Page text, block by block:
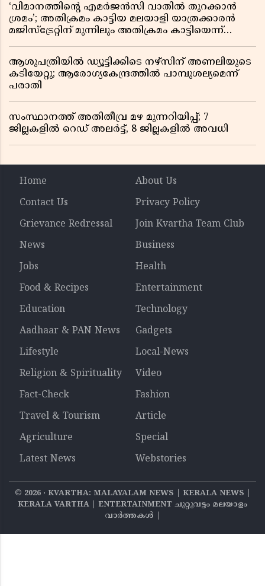
‘വിമാനത്തിൻ്റെ എമർജൻസി വാതിൽ തുറക്കാൻ
ശ്രമം’; അതിക്രമം കാട്ടിയ മലയാളി യാത്രക്കാരൻ
മജിസ്ട്രേറ്റിന് മുന്നിലും അതിക്രമം കാട്ടിയെന്ന്
ആശുപത്രിയിൽ ഡ്യൂട്ടിക്കിടെ നഴ്സിന് അണലിയുടെ
കടിയേറ്റു; ആരോഗ്യകേന്ദ്രത്തിൽ പാമ്പുശല്യമെന്ന്
പരാതി
സംസ്ഥാനത്ത് അതിതീവ്ര മഴ മുന്നറിയിപ്പ്; 7
ജില്ലകളിൽ റെഡ് അലർട്ട്, 8 ജില്ലകളിൽ അവധി
Home
About Us
Contact Us
Privacy Policy
Grievance Redressal
Join Kvartha Team Club
News
Business
Jobs
Health
Food & Recipes
Entertainment
Education
Technology
Aadhaar & PAN News
Gadgets
Lifestyle
Local-News
Religion & Spirituality
Video
Fact-Check
Fashion
Travel & Tourism
Article
Agriculture
Special
Latest News
Webstories
© 2026‧ KVARTHA: MALAYALAM NEWS | KERALA NEWS |
KERALA VARTHA | ENTERTAINMENT ചുറ്റുവട്ടം മലയാളം
വാര്‍ത്തകൾ |